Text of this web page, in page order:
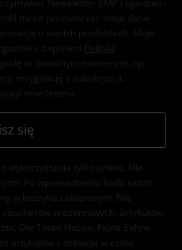
Newsletter EMP i zgadzam
może przetwarzać moje dane
o swoich produktach. Moje
z zapisami
Polityki
w dowolnym momencie, np.
rezygnację z subskrypcji.
newslettera.
się
wykorzystania tylko online. NIe
Po wprowadzeniu kodu rabat
w koszyku zakupowym. Nie
prezentowych, artykułów:
Die Toten Hosen, Feine Sahne
artykułów z donacją w cenie.